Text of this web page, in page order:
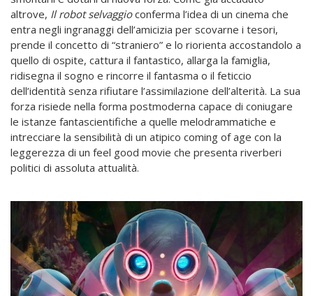
altrove, Il robot selvaggioconferma l’idea di un cinema che
entra negli ingranaggi dell’amicizia per scovarne i tesori,
prende il concetto di “straniero” e lo riorienta accostandolo a
quello di ospite, cattura il fantastico, allarga la famiglia,
ridisegna il sogno e rincorre il fantasma o il feticcio
dell’identità senza rifiutare l’assimilazione dell’alterità. La sua
forza risiede nella forma postmoderna capace di coniugare
le istanze fantascientifiche a quelle melodrammatiche e
intrecciare la sensibilità di un atipico coming of age con la
leggerezza di un feel good movie che presenta riverberi
politici di assoluta attualità.